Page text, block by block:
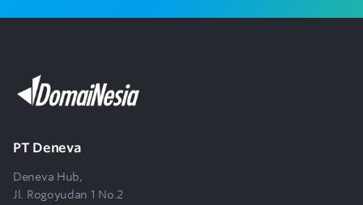
PT Deneva
Deneva Hub,
Jl. Rogoyudan 1 No.2